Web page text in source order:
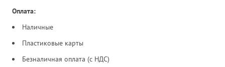
Оплата:
Наличные
Пластиковые карты
Безналичная оплата (с НДС)